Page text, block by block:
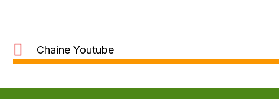
Chaine Youtube